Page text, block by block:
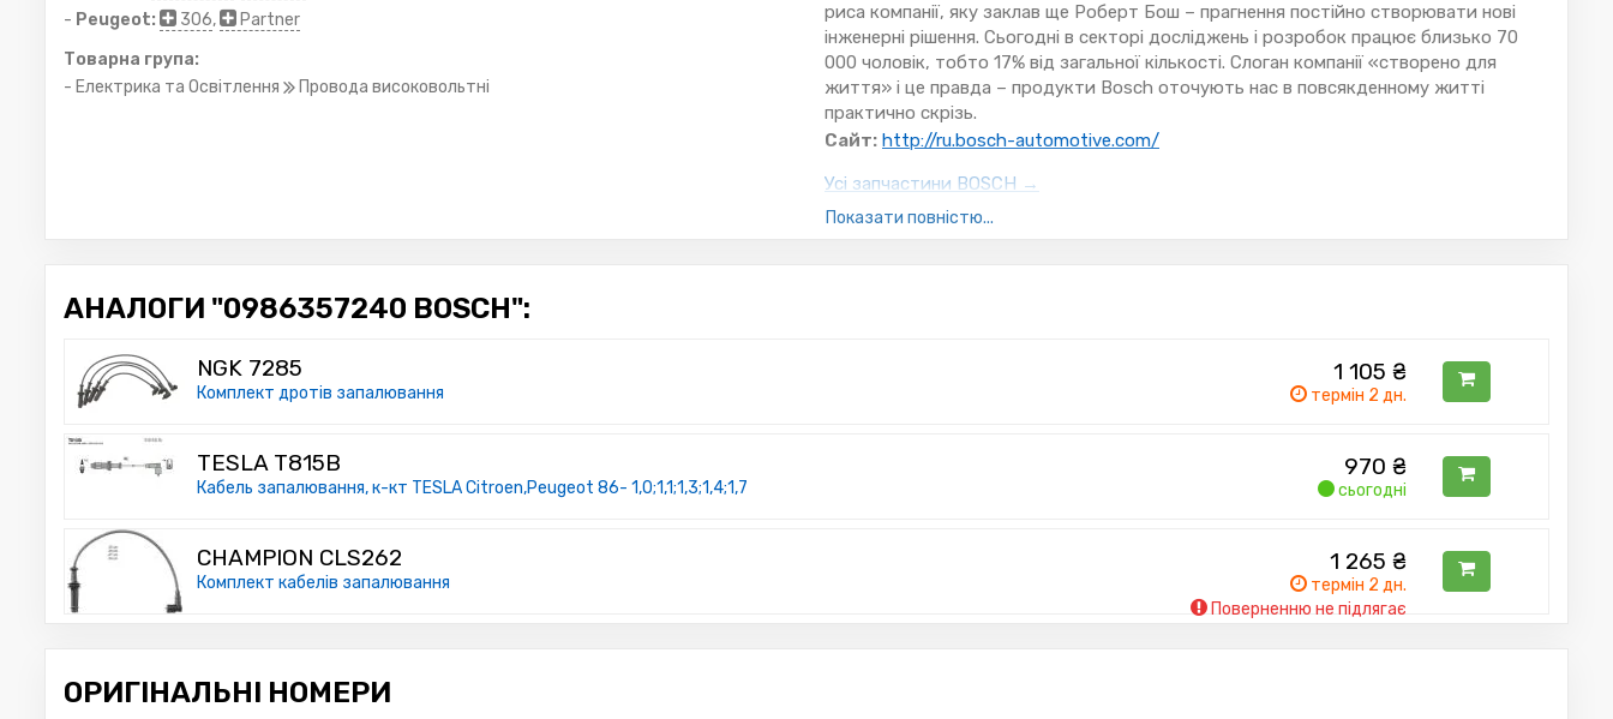
- Peugeot: 306,
Partner
Товарна група:
- Електрика та Освітлення
Провода високовольтні
риса компанії, яку заклав ще Роберт Бош – прагнення постійно створювати нові
інженерні рішення. Сьогодні в секторі досліджень і розробок працює близько 70
000 чоловік, тобто 17% від загальної кількості. Слоган компанії «створено для
життя» і це правда – продукти Bosch оточують нас в повсякденному житті
практично скрізь.
Сайт: http://ru.bosch-automotive.com/
Усі запчастини BOSCH →
Показати повністю...
АНАЛОГИ "0986357240 BOSCH":
NGK 7285
Комплект дротів запалювання
1 105 ₴
термін 2 дн.
TESLA T815B
Кабель запалювання, к-кт TESLA Citroen,Peugeot 86- 1,0;1,1;1,3;1,4;1,7
970 ₴
сьогодні
CHAMPION CLS262
Комплект кабелів запалювання
1 265 ₴
термін 2 дн.
Поверненню не підлягає
ОРИГІНАЛЬНІ НОМЕРИ